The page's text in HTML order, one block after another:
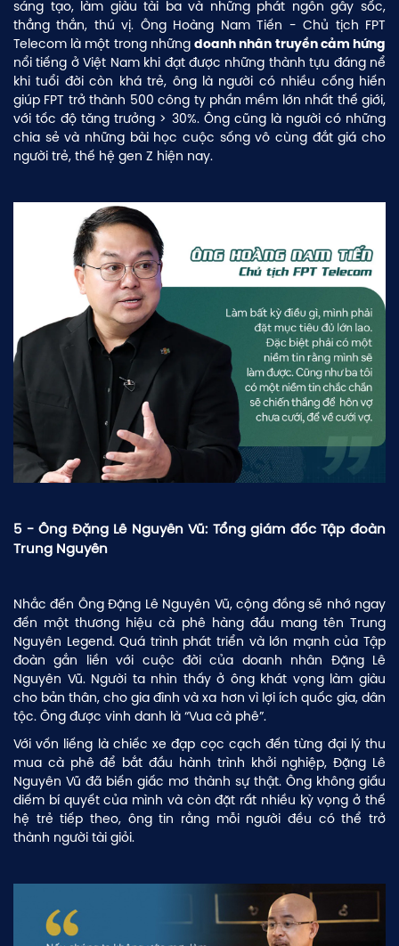
sáng tạo, làm giàu tài ba và những phát ngôn gây sốc,
thẳng thắn, thú vị. Ông Hoàng Nam Tiến - Chủ tịch FPT
Telecom là một trong nhữngdoanh nhân truyền cảm hứng
nổi tiếng ở Việt Nam khi đạt được những thành tựu đáng nể
khi tuổi đời còn khá trẻ, ông là người có nhiều cống hiến
giúp FPT trở thành 500 công ty phần mềm lớn nhất thế giới,
với tốc độ tăng trưởng > 30%. Ông cũng là người có những
chia sẻ và những bài học cuộc sống vô cùng đắt giá cho
người trẻ, thế hệ gen Z hiện nay.
5 - Ông Đặng Lê Nguyên Vũ: Tổng giám đốc Tập đoàn
Trung Nguyên
Nhắc đến Ông Đặng Lê Nguyên Vũ, cộng đồng sẽ nhớ ngay
đến một thương hiệu cà phê hàng đầu mang tên Trung
Nguyên Legend. Quá trình phát triển và lớn mạnh của Tập
đoàn gắn liền với cuộc đời của doanh nhân Đặng Lê
Nguyên Vũ. Người ta nhìn thấy ở ông khát vọng làm giàu
cho bản thân, cho gia đình và xa hơn vì lợi ích quốc gia, dân
tộc. Ông được vinh danh là “Vua cà phê”.
Với vốn liếng là chiếc xe đạp cọc cạch đến từng đại lý thu
mua cà phê để bắt đầu hành trình khởi nghiệp, Đặng Lê
Nguyên Vũ đã biến giấc mơ thành sự thật. Ông không giấu
diếm bí quyết của mình và còn đặt rất nhiều kỳ vọng ở thế
hệ trẻ tiếp theo, ông tin rằng mỗi người đều có thể trở
thành người tài giỏi.